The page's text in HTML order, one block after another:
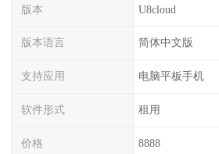
版本 U8cloud
版本语言 简体中文版
支持应用 电脑平板手机
软件形式 租用
价格 8888